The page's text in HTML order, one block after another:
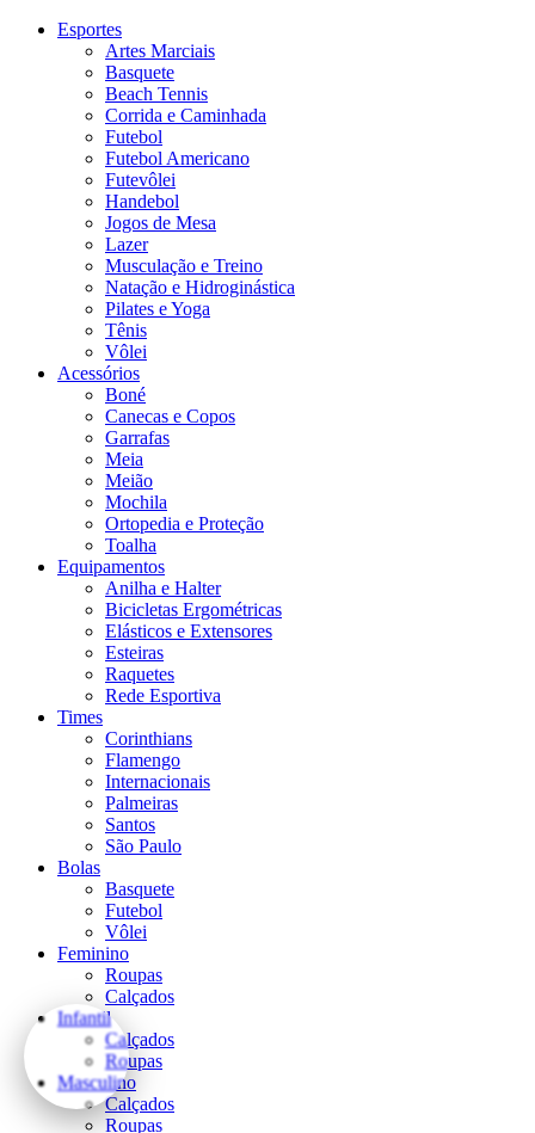
Esportes
Artes Marciais
Basquete
Beach Tennis
Corrida e Caminhada
Futebol
Futebol Americano
Futevôlei
Handebol
Jogos de Mesa
Lazer
Musculação e Treino
Natação e Hidroginástica
Pilates e Yoga
Tênis
Vôlei
Acessórios
Boné
Canecas e Copos
Garrafas
Meia
Meião
Mochila
Ortopedia e Proteção
Toalha
Equipamentos
Anilha e Halter
Bicicletas Ergométricas
Elásticos e Extensores
Esteiras
Raquetes
Rede Esportiva
Times
Corinthians
Flamengo
Internacionais
Palmeiras
Santos
São Paulo
Bolas
Basquete
Futebol
Vôlei
Feminino
Roupas
Calçados
Infantil
Calçados
Roupas
Masculino
Calçados
Roupas